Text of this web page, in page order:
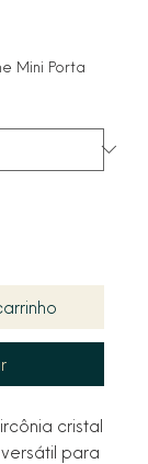
Mini Porta
cristal
para